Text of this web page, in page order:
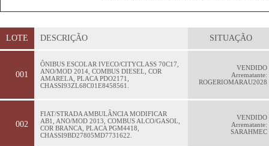
LOTE DESCRIÇÃO SITUAÇÃO
001
ÔNIBUS ESCOLAR IVECO/CITYCLASS 70C17,
ANO/MOD 2014, COMBUS DIESEL, COR
AMARELA, PLACA PDO2171,
CHASSI93ZL68C01E8458561.
VENDIDO
Arrematante:
ROGERIOMARAU2028
002
FIAT/STRADA AMBULÂNCIA MODIFICAR
AB1, ANO/MOD 2013, COMBUS ALCO/GASOL,
COR BRANCA, PLACA PGM4418,
CHASSI9BD27805MD7731622.
VENDIDO
Arrematante:
SARAHMEC